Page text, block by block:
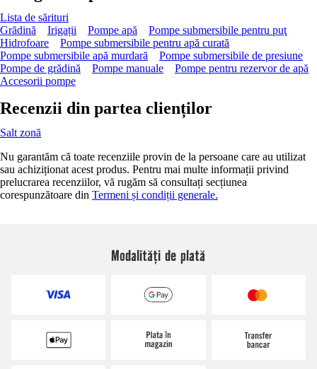
Lista de sărituri
Grădină
Irigații Pompe apă
Pompe submersibile pentru puţ
Hidrofoare
Pompe submersibile pentru apă curată
Pompe submersibile apă murdară
Pompe submersibile de presiune
Pompe de grădină
Pompe manuale
Pompe pentru rezervor de apă
Accesorii pompe
Recenzii din partea clienților
Salt zonă
Nu garantăm că toate recenziile provin de la persoane care au utilizat
sau achiziționat acest produs. Pentru mai multe informații privind
prelucrarea recenziilor, vă rugăm să consultați secțiunea
corespunzătoare din Termeni și condiții generale.
Modalități de plată